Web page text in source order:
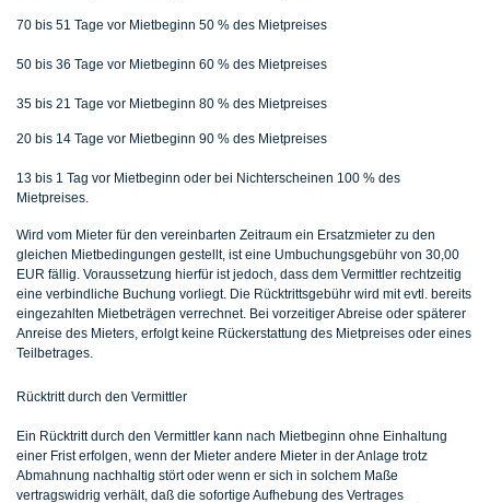
70 bis 51 Tage vor Mietbeginn 50 % des Mietpreises
50 bis 36 Tage vor Mietbeginn 60 % des Mietpreises
35 bis 21 Tage vor Mietbeginn 80 % des Mietpreises
20 bis 14 Tage vor Mietbeginn 90 % des Mietpreises
13 bis 1 Tag vor Mietbeginn oder bei Nichterscheinen 100 % des
Mietpreises.
Wird vom Mieter für den vereinbarten Zeitraum ein Ersatzmieter zu den
gleichen Mietbedingungen gestellt, ist eine Umbuchungsgebühr von 30,00
EUR fällig. Voraussetzung hierfür ist jedoch, dass dem Vermittler rechtzeitig
eine verbindliche Buchung vorliegt. Die Rücktrittsgebühr wird mit evtl. bereits
eingezahlten Mietbeträgen verrechnet. Bei vorzeitiger Abreise oder späterer
Anreise des Mieters, erfolgt keine Rückerstattung des Mietpreises oder eines
Teilbetrages.
Rücktritt durch den Vermittler
Ein Rücktritt durch den Vermittler kann nach Mietbeginn ohne Einhaltung
einer Frist erfolgen, wenn der Mieter andere Mieter in der Anlage trotz
Abmahnung nachhaltig stört oder wenn er sich in solchem Maße
vertragswidrig verhält, daß die sofortige Aufhebung des Vertrages